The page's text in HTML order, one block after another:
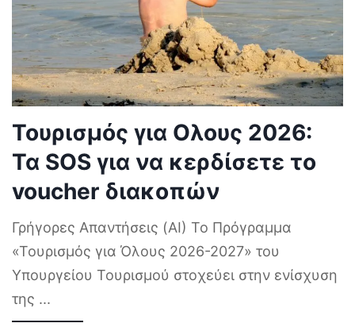
Τουρισμός για Ολους 2026:
Τα SOS για να κερδίσετε το
voucher διακοπών
Γρήγορες Απαντήσεις (AI) Το Πρόγραμμα
«Τουρισμός για Όλους 2026-2027» του
Υπουργείου Τουρισμού στοχεύει στην ενίσχυση
της ...